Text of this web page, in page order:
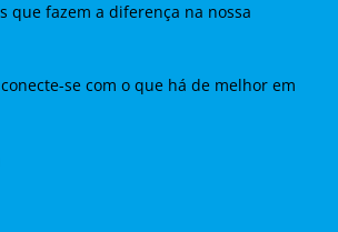
que fazem a diferença na nossa
se com o que há de melhor em